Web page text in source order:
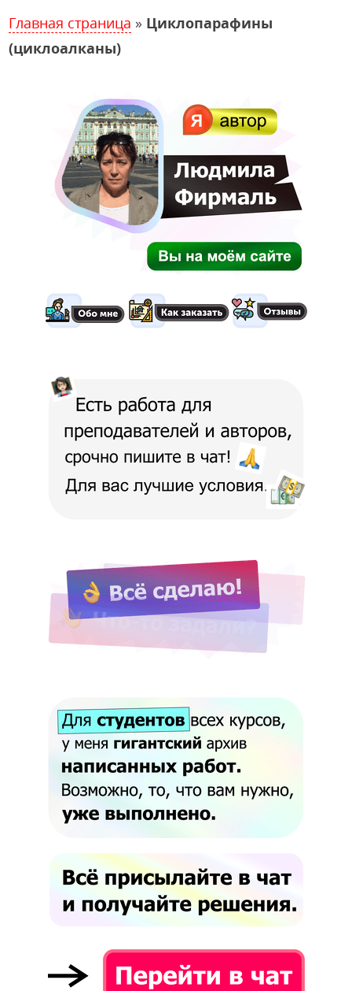
Главная страница » Циклопарафины
(циклоалканы)